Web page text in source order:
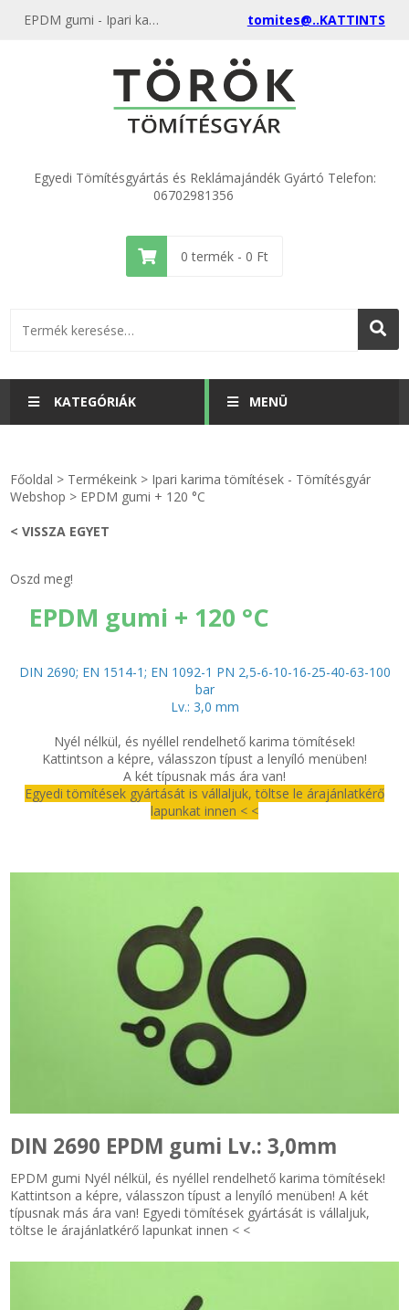
EPDM gumi - Ipari karima tömítések különböző anyagokból és méretekből a gyártótól, akciós áron tomites@..KATTINTS
Egyedi Tömítésgyártás és Reklámajándék Gyártó Telefon:
06702981356
0 termék - 0 Ft
KATEGÓRIÁK
KULCSTARTÓ - KULCSKARIKA
IPARI KARIMA TÖMÍTÉS
GUMILEMEZ - FILC - HÓTOLÓ
TÖMÍTŐ ZSINÓR - RAGASZTÓ
MOTORKERÉKPÁR-GOKART-QUAD-CSÓNAKMOTOR TÖMÍTÉS
MODELLEZÉS-TECHNIKAI SPORT-MODELLSPORT
KOMPRESSZOR-SZIVATTYÚ TÖMÍTÉS
HOSCH IPARI RAGASZTÓ
O-GYŰRŰ
MENÜ
Rólunk
Egyedi gyártás
Kapcsolat
ÁSZF
Főoldal > Termékeink > Ipari karima tömítések - Tömítésgyár
Webshop > EPDM gumi + 120 °C
< VISSZA EGYET
Oszd meg!
EPDM gumi + 120 °C
DIN 2690; EN 1514-1; EN 1092-1 PN 2,5-6-10-16-25-40-63-100
bar
Lv.: 3,0 mm
Nyél nélkül, és nyéllel rendelhető karima tömítések!
Kattintson a képre, válasszon típust a lenyíló menüben!
A két típusnak más ára van!
Egyedi tömítések gyártását is vállaljuk, töltse le árajánlatkérő
lapunkat innen < <
DIN 2690 EPDM gumi Lv.: 3,0mm
EPDM gumi Nyél nélkül, és nyéllel rendelhető karima tömítések!
Kattintson a képre, válasszon típust a lenyíló menüben! A két
típusnak más ára van! Egyedi tömítések gyártását is vállaljuk,
töltse le árajánlatkérő lapunkat innen < <